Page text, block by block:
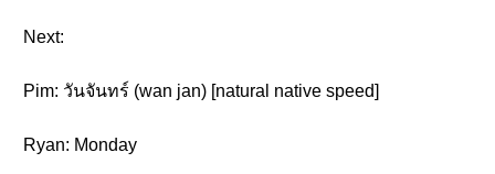
Next:
Pim: วันจันทร์ (wan jan) [natural native speed]
Ryan: Monday